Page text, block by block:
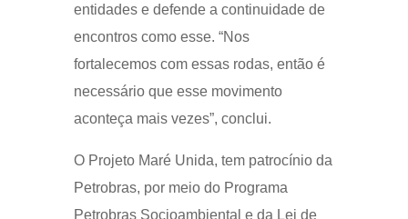
entidades e defende a continuidade de
encontros como esse. “Nos
fortalecemos com essas rodas, então é
necessário que esse movimento
aconteça mais vezes”, conclui.
O Projeto Maré Unida, tem patrocínio da
Petrobras, por meio do Programa
Petrobras Socioambiental e da Lei de